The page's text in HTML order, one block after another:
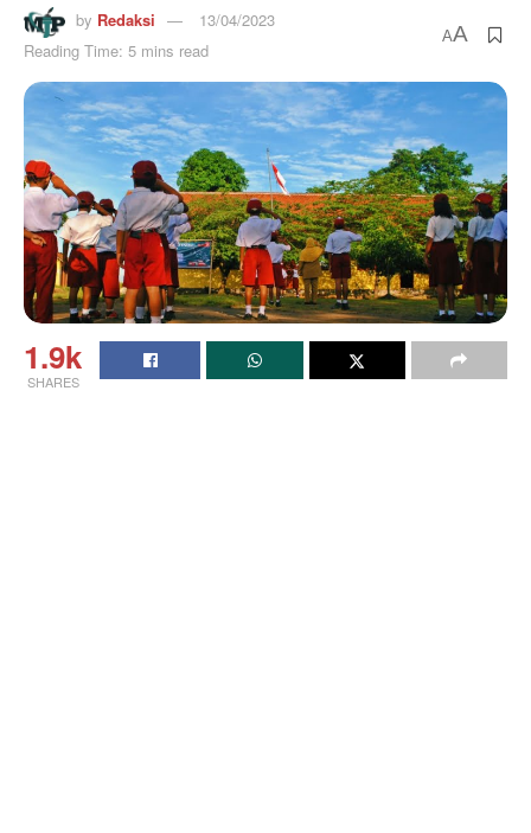
by Redaksi
13/04/2023
Reading Time: 5 mins read
AA
1.9k
SHARES